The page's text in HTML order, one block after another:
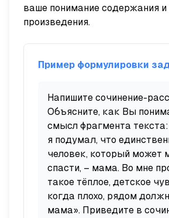
ваше понимание содержания и
произведения.
Пример формулировки
Напишите сочинение-
Объясните, как Вы
смысл фрагмента
я подумал, что
человек, который может
спасти, – мама. Во мне
такое тёплое, детское
когда плохо, рядом
мама». Приведите в